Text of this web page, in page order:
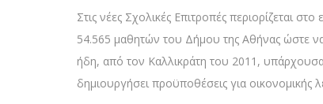
Στις νέες Σχολικές Επιτροπές περιορίζεται
54.565 μαθητών του Δήμου της Αθήνας ώστε να
ήδη, από τον Καλλικράτη του 2011,
δημιουργήσει προϋποθέσεις για